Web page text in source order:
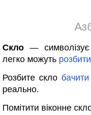
Скло — символізує
легко можуть
Розбите скло бачити
реально.
Помітити віконне